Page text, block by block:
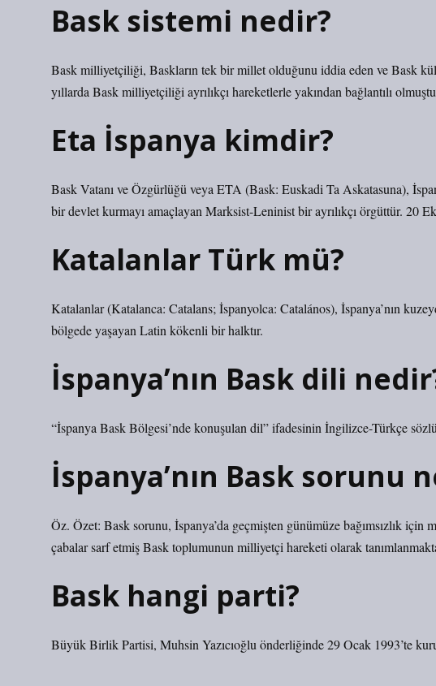
Bask sistemi nedir?
Bask milliyetçiliği, Baskların tek bir millet olduğunu iddia eden ve Bask
yıllarda Bask milliyetçiliği ayrılıkçı hareketlerle yakından bağlantılı
Eta İspanya kimdir?
Bask Vatanı ve Özgürlüğü veya ETA (Bask: Euskadi Ta Askatasuna),
bir devlet kurmayı amaçlayan Marksist-Leninist bir ayrılıkçı örgüttür. 20
Katalanlar Türk mü?
Katalanlar (Katalanca: Catalans; İspanyolca: Catalános), İspanya’nın
bölgede yaşayan Latin kökenli bir halktır.
İspanya’nın Bask dili
“İspanya Bask Bölgesi’nde konuşulan dil” ifadesinin İngilizce-Türkçe
İspanya’nın Bask sorunu
Öz. Özet: Bask sorunu, İspanya’da geçmişten günümüze bağımsızlık
çabalar sarf etmiş Bask toplumunun milliyetçi hareketi olarak
Bask hangi parti?
Büyük Birlik Partisi, Muhsin Yazıcıoğlu önderliğinde 29 Ocak 1993’te